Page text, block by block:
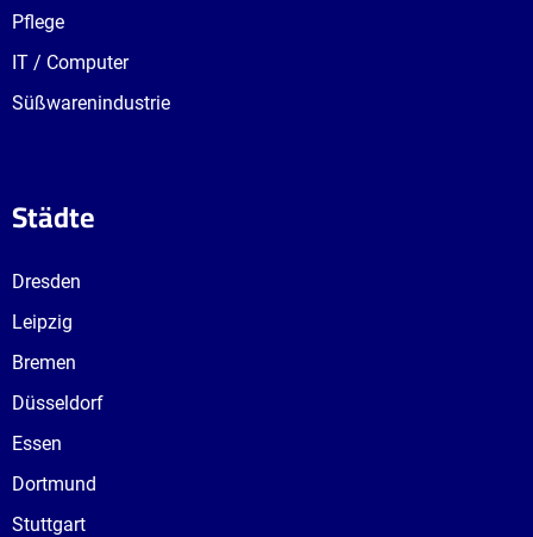
Pflege
IT / Computer
Süßwarenindustrie
Städte
Dresden
Leipzig
Bremen
Düsseldorf
Essen
Dortmund
Stuttgart